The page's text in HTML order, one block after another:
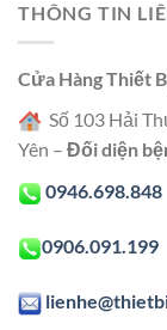
THÔNG TIN
Cửa Hàng Thiết
Số 103 Hải
Yên – Đối diện
0946.698.848
0906.091.199